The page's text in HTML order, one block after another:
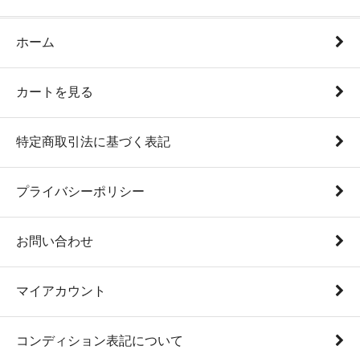
ホーム
カートを見る
特定商取引法に基づく表記
プライバシーポリシー
お問い合わせ
マイアカウント
コンディション表記について